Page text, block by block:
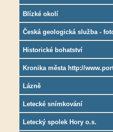
Blízké okolí
Česká geologická služba -
Historické bohatství
Kronika města http://
Lázně
Letecké snímkování
Letecký spolek Hory o.s.